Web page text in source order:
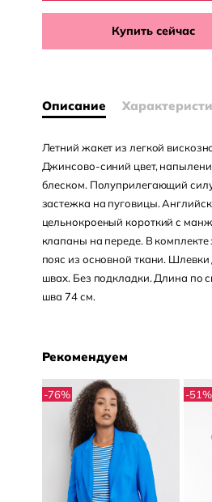
Купить сейчас
Описание
Летний жакет из легкой
Джинсово-синий цвет,
блеском. Полуприлегающий
застежка на пуговицы.
цельнокроеный короткий с
клапаны на переде. В
пояс из основной ткани.
швах. Без подкладки. Длина по
шва 74 см.
Рекомендуем
-76% -51%